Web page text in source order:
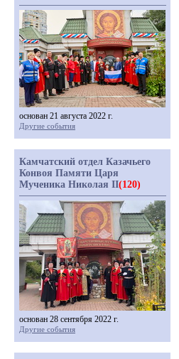
основан 21 августа 2022 г.
Другие события
Камчатский отдел Казачьего
Конвоя Памяти Царя
Мученика Николая II(120)
основан 28 сентября 2022 г.
Другие события